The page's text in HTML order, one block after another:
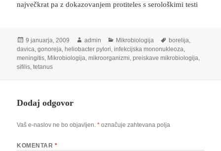
največkrat pa z dokazovanjem protiteles s serološkimi testi
Objavljeno
dne
9 januarja, 2009 Avtor
admin Kategorije
Mikrobiologija Oznake
borelija,
davica,gonoreja, heliobacter pylori,infekcijska mononukleoza,
meningitis, Mikrobiologija,mikroorganizmi,preiskave mikrobiologija,
sifilis,tetanus
Dodaj odgovor
Vaš e-naslov ne bo objavljen. * označuje zahtevana polja
KOMENTAR *